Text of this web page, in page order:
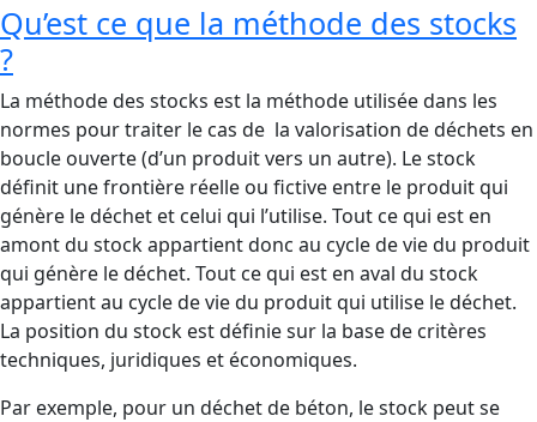
Qu’est ce que la méthode des stocks
?
La méthode des stocks est la méthode utilisée dans les
normes pour traiter le cas de la valorisation de déchets en
boucle ouverte (d’un produit vers un autre). Le stock
définit une frontière réelle ou fictive entre le produit qui
génère le déchet et celui qui l’utilise. Tout ce qui est en
amont du stock appartient donc au cycle de vie du produit
qui génère le déchet. Tout ce qui est en aval du stock
appartient au cycle de vie du produit qui utilise le déchet.
La position du stock est définie sur la base de critères
techniques, juridiques et économiques.
Par exemple, pour un déchet de béton, le stock peut se